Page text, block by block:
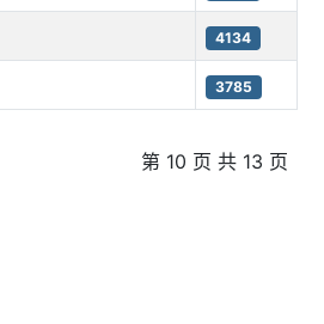
4134
3785
第 10 页 共 13 页